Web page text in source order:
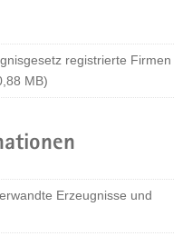
registrierte Firmen
MB)
Erzeugnisse und